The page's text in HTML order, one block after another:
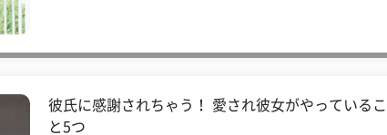
彼氏に感謝されちゃう！ 愛され彼女がやっているこ
と5つ